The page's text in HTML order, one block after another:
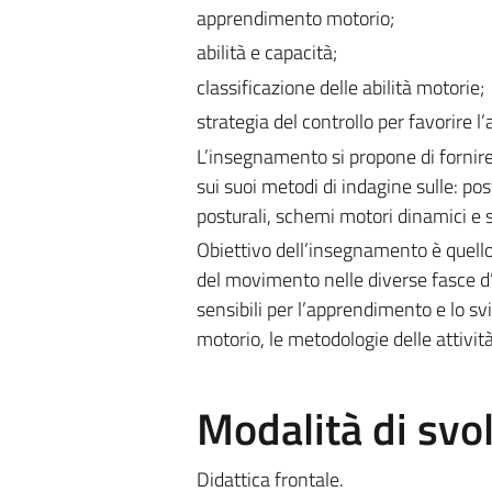
apprendimento motorio;
abilità e capacità;
classificazione delle abilità motorie;
strategia del controllo per favorire
L’insegnamento si propone di
sui suoi metodi di indagine sulle:
posturali, schemi motori dinamici
Obiettivo dell’insegnamento è
del movimento nelle diverse fasce
sensibili per l’apprendimento e lo
motorio, le metodologie delle
Modalità di
Didattica frontale.